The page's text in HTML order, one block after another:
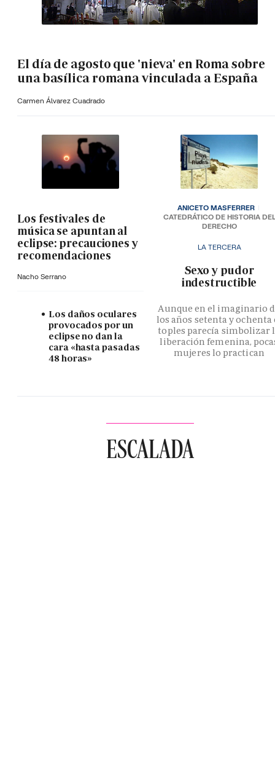
El día de agosto que 'nieva' en Roma sobre
una basílica romana vinculada a España
Carmen Álvarez Cuadrado
Los festivales de
música se apuntan al
eclipse: precauciones y
recomendaciones
Nacho Serrano
Los daños oculares
provocados por un
eclipse no dan la
cara «hasta pasadas
48 horas»
LA TERCERA
­Sexo y pudor
indestructible
Aunque en el imaginario
los años setenta y ochenta
toples parecía simbolizar
liberación femenina,
mujeres lo practican
ANICETO MASFERRER
CATEDRÁTICO DE HISTORIA DEL
DERECHO
ESCALADA